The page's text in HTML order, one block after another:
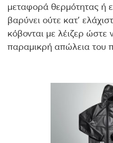
μεταφορά θερμότητας ή
βαρύνει ούτε κατ’
κόβονται με λέιζερ ώστε
παραμικρή απώλεια του